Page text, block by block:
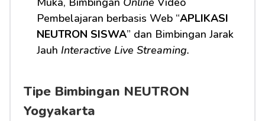
Pembelajaran berbasis Web “APLIKASI
NEUTRON SISWA” dan Bimbingan Jarak
Jauh Interactive Live Streaming.
Tipe Bimbingan NEUTRON
Yogyakarta